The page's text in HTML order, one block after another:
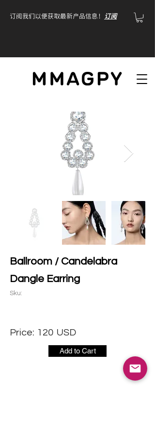
订阅我们以便获取最新产品信息！ 订阅
Ballroom / Candelabra
Dangle Earring
Sku:
Price: 120 USD
Add to Cart